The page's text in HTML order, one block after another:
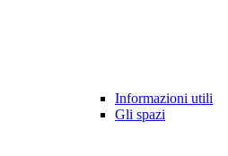
Informazioni utili
Gli spazi